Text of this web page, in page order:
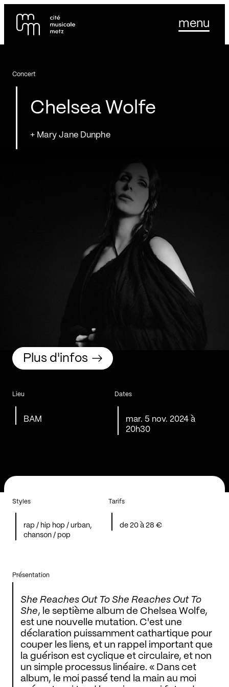
Se rendre au
Contenu principal
menu
Chelsea Wolfe
+ Mary Jane Dunphe
Concert
Lieu
BAM
Dates
mar. 5 nov. 2024 à
20h30
Plus d'infos
Styles
rap / hip hop / urban,
chanson / pop
Tarifs
de 20 à 28 €
Présentation
She Reaches Out To She Reaches Out To
She, le septième album de Chelsea Wolfe,
est une nouvelle mutation. C'est une
déclaration puissamment cathartique pour
couper les liens, et un rappel important que
la guérison est cyclique et circulaire, et non
un simple processus linéaire. « Dans cet
album, le moi passé tend la main au moi